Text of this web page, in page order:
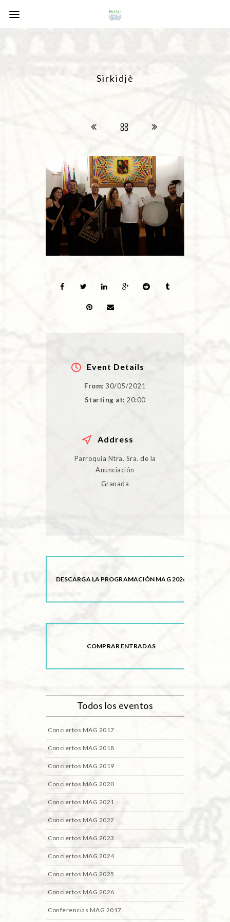
Sirkidjè
Event Details
From: 30/05/2021
Starting at: 20:00
Address
Parroquia Ntra. Sra. de la
Anunciación
Granada
DESCARGA LA PROGRAMACIÓN MAG 2026
COMPRAR ENTRADAS
Todos los eventos
Conciertos MAG 2017
Conciertos MAG 2018
Conciertos MAG 2019
Conciertos MAG 2020
Conciertos MAG 2021
Conciertos MAG 2022
Conciertos MAG 2023
Conciertos MAG 2024
Conciertos MAG 2025
Conciertos MAG 2026
Conferencias MAG 2017